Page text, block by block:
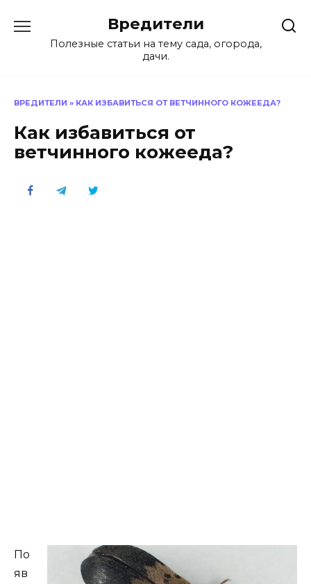
содержанию
Вредители
Полезные статьи на тему сада, огорода,
дачи.
ВРЕДИТЕЛИ » КАК ИЗБАВИТЬСЯ ОТ ВЕТЧИННОГО КОЖЕЕДА?
Как избавиться от
ветчинного кожееда?
По
яв